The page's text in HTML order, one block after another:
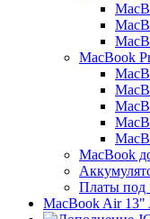
MacBook
MacBook
Платы под
MacBook Air 13"